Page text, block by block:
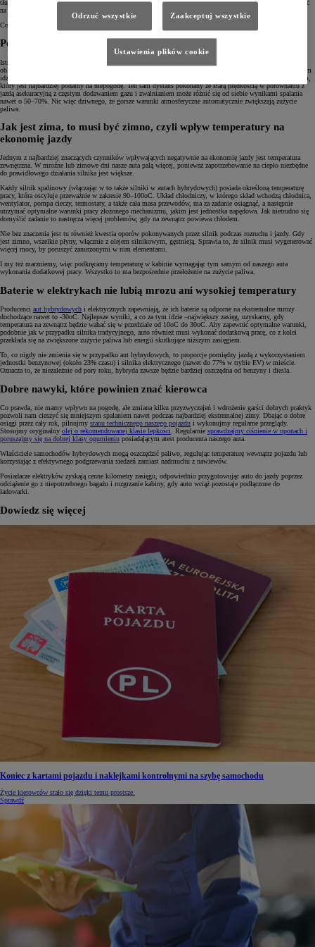
tłumaczą to ty, że podczas jazdy po drodze zbyt wiele zmiennych ma wpływ na zużycie paliwa, by móc liczyć
na powtarzalny wynik.
Co zatem warto wiedzieć o czynnikach, na które nie mamy bezpośredniego wpływu?
Pogoda na jazdę, czyli jak aura wpływa na spalanie
Istnieją warunki atmosferyczne, które znacząco zwiększają spalanie w naszych autach. Ulewny deszcz, mgła,
oblodzona droga czy padający śnieg wymuszają bardziej zachowawczą jazdę, częstsze hamowanie i – co za tym
idzie – mniejszą płynność. Szczególnie odczuwają to kierowcy spędzający większość czasu w ruchu miejskim,
który jest najbardziej podatny na niepogodę. Ten sam dystans pokonany ze stałą prędkością w porównaniu z
jazdą asekuracyjną z częstym dodawaniem gazu i zwalnianiem może różnić się od siebie wynikami spalania
nawet o 50–70%. Nic więc dziwnego, że gorsze warunki atmosferyczne automatycznie zwiększają zużycie
paliwa.
Jak jest zima, to musi być zimno, czyli wpływ temperatury na
ekonomię jazdy
Jednym z najbardziej znaczących czynników wpływających negatywnie na ekonomię jazdy jest temperatura
zewnętrzna. W mroźne lub zimowe dni nasze auta palą więcej, ponieważ zapotrzebowanie na ciepło niezbędne
do prawidłowego działania silnika jest większe.
Każdy silnik spalinowy (włączając w to także silniki w autach hybrydowych) posiada określoną temperaturę
pracy, która oscyluje przeważnie w zakresie 90–100oC. Układ chłodniczy, w którego skład wchodzą chłodnica,
wentylator, pompa cieczy, termostaty, a także cała masa przewodów, ma za zadanie osiągnąć, a następnie
utrzymać optymalne warunki pracy złożonego mechanizmu, jakim jest jednostka napędowa. Jak nietrudno się
domyślić zadanie to nastręcza więcej problemów, gdy na zewnątrz powiewa chłodem.
Nie bez znaczenia jest tu również kwestia oporów pokonywanych przez silnik podczas rozruchu i jazdy. Gdy
jest zimno, wszelkie płyny, włącznie z olejem silnikowym, gęstnieją. Sprawia to, że silnik musi wygenerować
więcej mocy, by poruszyć zanurzonymi w nim elementami.
I my też marzniemy, więc podkręcamy temperaturę w kabinie wymagając tym samym od naszego auta
wykonania dodatkowej pracy. Wszystko to ma bezpośrednie przełożenie na zużycie paliwa.
Baterie w elektrykach nie lubią mrozu ani wysokiej temperatury
Producenci aut hybrydowych i elektrycznych zapewniają, że ich baterie są odporne na ekstremalne mrozy
dochodzące nawet to -30oC. Najlepsze wyniki, a co za tym idzie –największy zasięg, uzyskamy, gdy
temperatura na zewnątrz będzie wahać się w przedziale od 10oC do 30oC. Aby zapewnić optymalne warunki,
podobnie jak w przypadku silnika tradycyjnego, auto również musi wykonać dodatkową pracę, co z kolei
przekłada się na zwiększone zużycie paliwa lub energii skutkujące niższym zasięgiem.
To, co nigdy nie zmienia się w przypadku aut hybrydowych, to proporcje pomiędzy jazdą z wykorzystaniem
jednostki benzynowej (około 23% czasu) i silnika elektrycznego (nawet do 77% w trybie EV) w mieście.
Oznacza to, że niezależnie od pory roku, hybryda zawsze będzie bardziej oszczędna od benzyny i diesla.
Dobre nawyki, które powinien znać kierowca
Co prawda, nie mamy wpływu na pogodę, ale zmiana kilku przyzwyczajeń i wdrożenie garści dobrych praktyk
pozwoli nam cieszyć się mniejszym spalaniem nawet podczas najbardziej ekstremalnej zimy. Dbając o dobre
osiągi przez cały rok, pilnujmy stanu technicznego naszego pojazdu i wykonujmy regularne przeglądy.
Stosujmy oryginalny olej o rekomendowanej klasie lepkości . Regularnie sprawdzajmy ciśnienie w oponach i
poruszajmy się na dobrej klasy ogumieniu posiadającym atest producenta naszego auta.
Właściciele samochodów hybrydowych mogą oszczędzić paliwo, regulując temperaturę wewnątrz pojazdu lub
korzystając z efektywnego podgrzewania siedzeń zamiast nadmuchu z nawiewów.
Posiadacze elektryków zyskają cenne kilometry zasięgu, odpowiednio przygotowując auto do jazdy poprzez
odciążenie go z niepotrzebnego bagażu i rozgrzanie kabiny, gdy auto wciąż pozostaje podłączone do
ładowarki.
Dowiedz się więcej
Koniec z kartami pojazdu i naklejkami kontrolnymi na szybę samochodu
Życie kierowców stało się dzięki temu prostsze.
Sprawdź
Odrzuć wszystkie Zaakceptuj wszystkie
Ustawienia plików cookie